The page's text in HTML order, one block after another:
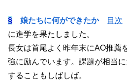
§ 娘たちに何ができたか 目次
に進学を果たしました。
長女は首尾よく昨年末にAO推薦
強に励んでいます。課題が相当
することもしばしば。